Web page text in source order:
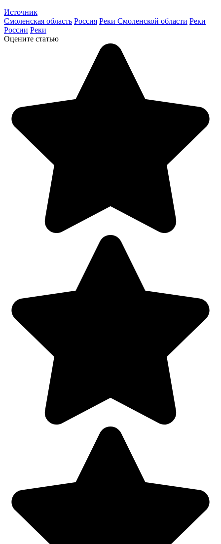
Источник
Смоленская область Россия Реки Смоленской области Реки
России Реки
Оцените статью